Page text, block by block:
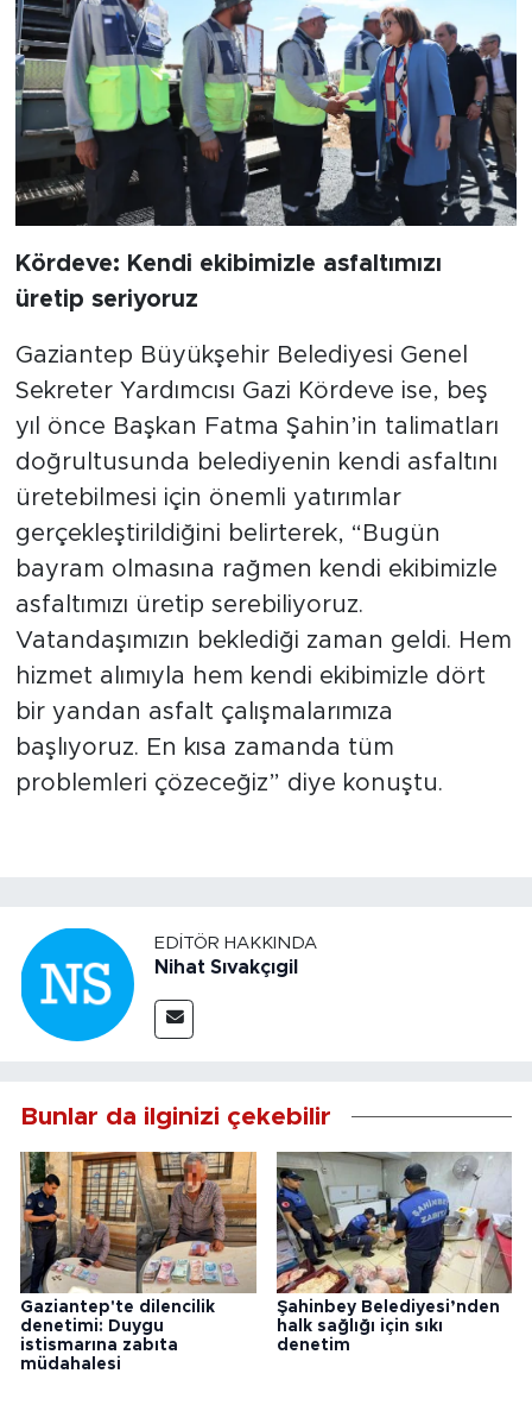
Kördeve: Kendi ekibimizle asfaltımızı
üretip seriyoruz
Gaziantep Büyükşehir Belediyesi Genel
Sekreter Yardımcısı Gazi Kördeve ise, beş
yıl önce Başkan Fatma Şahin’in talimatları
doğrultusunda belediyenin kendi asfaltını
üretebilmesi için önemli yatırımlar
gerçekleştirildiğini belirterek, “Bugün
bayram olmasına rağmen kendi ekibimizle
asfaltımızı üretip serebiliyoruz.
Vatandaşımızın beklediği zaman geldi. Hem
hizmet alımıyla hem kendi ekibimizle dört
bir yandan asfalt çalışmalarımıza
başlıyoruz. En kısa zamanda tüm
problemleri çözeceğiz” diye konuştu.
EDITÖR HAKKINDA
Nihat Sıvakçıgil
Bunlar da ilginizi çekebilir
Gaziantep'te dilencilik
denetimi: Duygu
istismarına zabıta
müdahalesi
Şahinbey Belediyesi’nden
halk sağlığı için sıkı
denetim